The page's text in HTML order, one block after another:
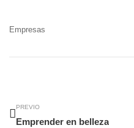
Empresas
PREVIO
Emprender en belleza